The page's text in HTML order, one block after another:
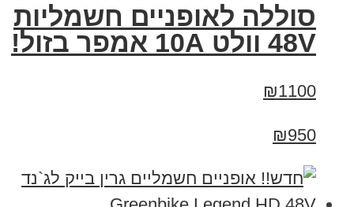
סוללה לאופניים חשמליות
48V וולט 10A אמפר בזול!
₪1100
₪950